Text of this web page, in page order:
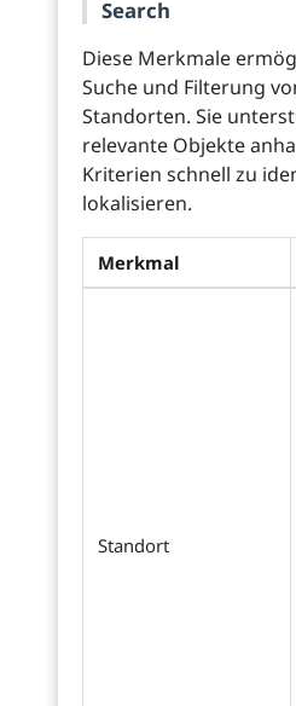
Search
Diese Merkmale
Suche und Filterung
Standorten. Sie
relevante Objekte
Kriterien schnell zu
lokalisieren.
Merkmal
Standort